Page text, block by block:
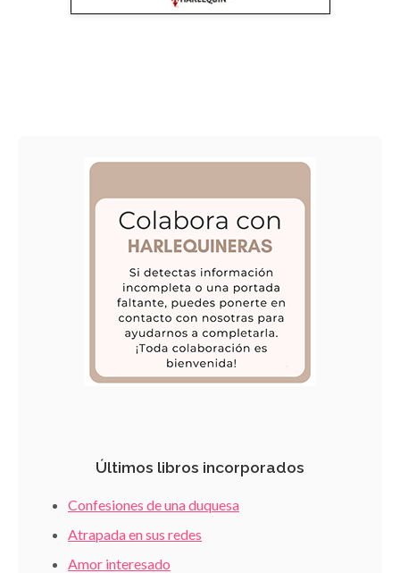
Últimos libros incorporados
Confesiones de una duquesa
Atrapada en sus redes
Amor interesado